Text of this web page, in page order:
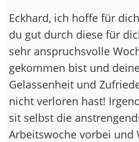
Eckhard, ich hoffe für
du gut durch diese für
sehr anspruchsvolle
gekommen bist und
Gelassenheit und
nicht verloren hast!
sit selbst die
Arbeitswoche vorbei und